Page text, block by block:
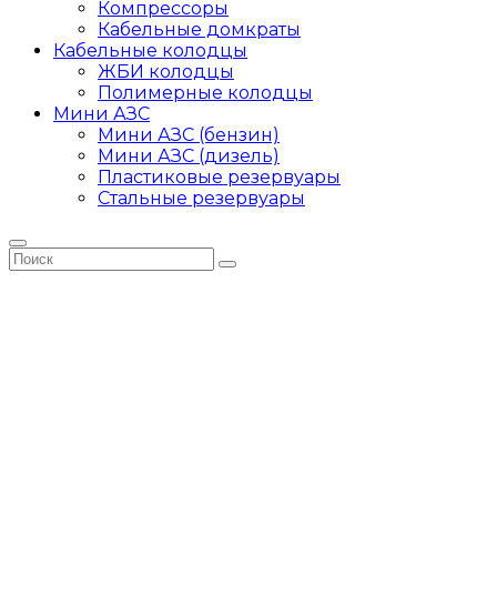
Компрессоры
Кабельные домкраты
Кабельные колодцы
ЖБИ колодцы
Полимерные колодцы
Мини АЗС
Мини АЗС (бензин)
Мини АЗС (дизель)
Пластиковые резервуары
Стальные резервуары